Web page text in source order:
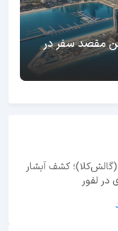
مقصد سفر در
(گالش‌کلا)؛ کشف آبشار